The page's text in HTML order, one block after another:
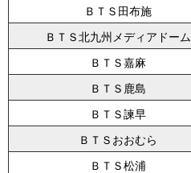
ＢＴＳ田布施
ＢＴＳ北九州メディアドーム
ＢＴＳ嘉麻
ＢＴＳ鹿島
ＢＴＳ諫早
ＢＴＳおおむら
ＢＴＳ松浦